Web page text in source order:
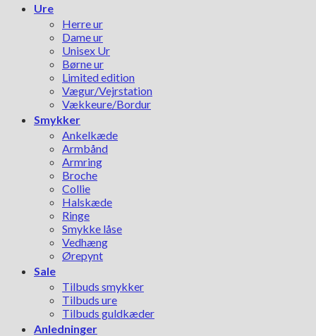
Ure
Herre ur
Dame ur
Unisex Ur
Børne ur
Limited edition
Vægur/Vejrstation
Vækkeure/Bordur
Smykker
Ankelkæde
Armbånd
Armring
Broche
Collie
Halskæde
Ringe
Smykke låse
Vedhæng
Ørepynt
Sale
Tilbuds smykker
Tilbuds ure
Tilbuds guldkæder
Anledninger